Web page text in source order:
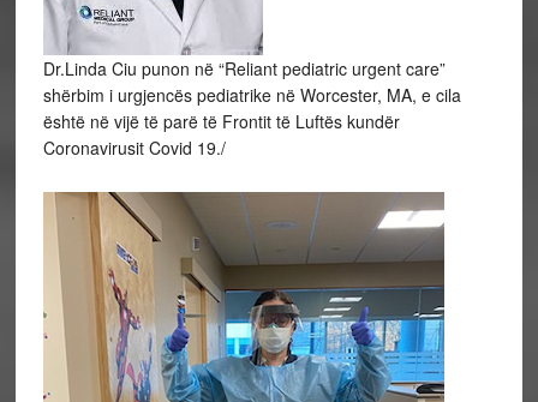
Dr.Linda Ciu punon në “Reliant pediatric urgent care”
shërbim i urgjencës pediatrike në Worcester, MA, e cila
është në vijë të parë të Frontit të Luftës kundër
Coronavirusit Covid 19./